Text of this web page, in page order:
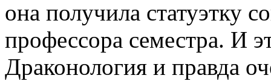
она получила статуэтку
профессора семестра. И
Драконология и правда